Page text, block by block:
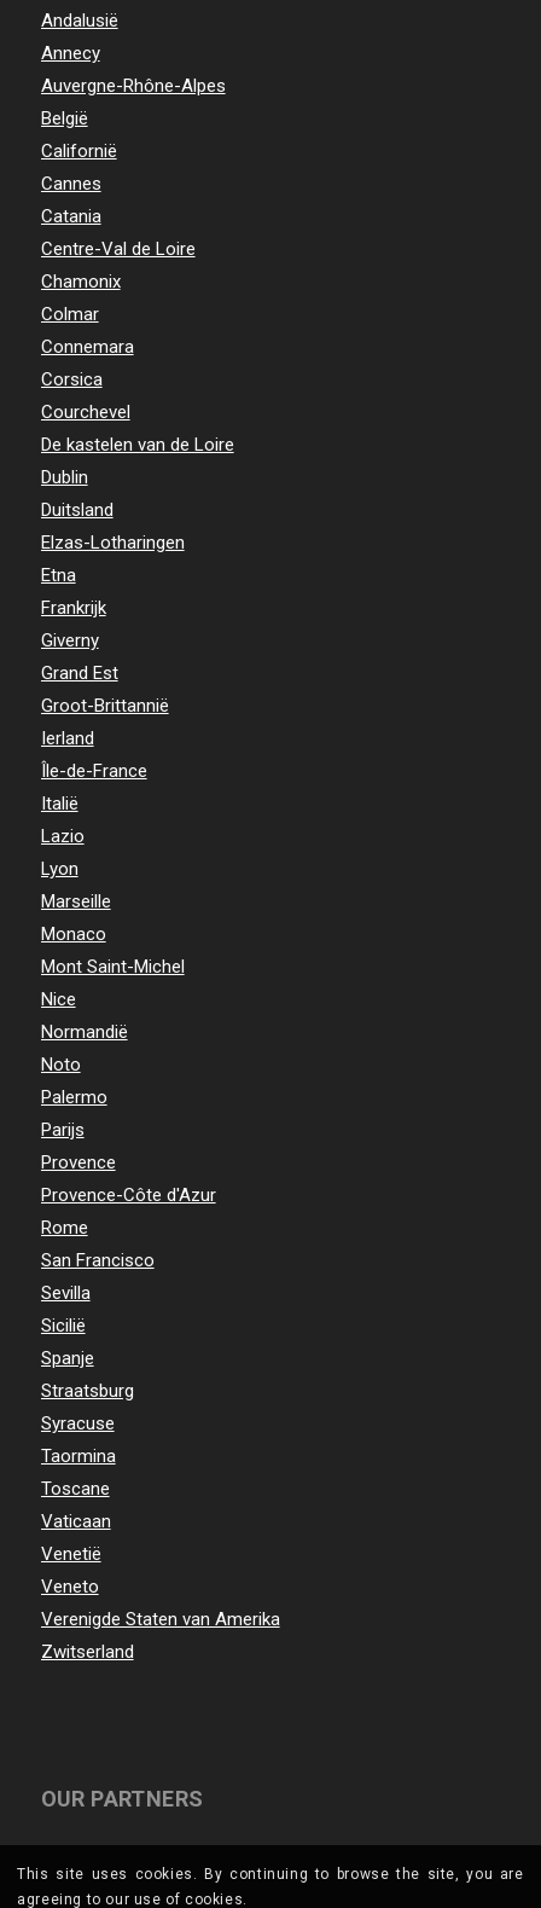
Andalusië
Annecy
Auvergne-Rhône-Alpes
België
Californië
Cannes
Catania
Centre-Val de Loire
Chamonix
Colmar
Connemara
Corsica
Courchevel
De kastelen van de Loire
Dublin
Duitsland
Elzas-Lotharingen
Etna
Frankrijk
Giverny
Grand Est
Groot-Brittannië
Ierland
Île-de-France
Italië
Lazio
Lyon
Marseille
Monaco
Mont Saint-Michel
Nice
Normandië
Noto
Palermo
Parijs
Provence
Provence-Côte d'Azur
Rome
San Francisco
Sevilla
Sicilië
Spanje
Straatsburg
Syracuse
Taormina
Toscane
Vaticaan
Venetië
Veneto
Verenigde Staten van Amerika
Zwitserland
OUR PARTNERS
This site uses cookies. By continuing to browse the site, you are
agreeing to our use of cookies.